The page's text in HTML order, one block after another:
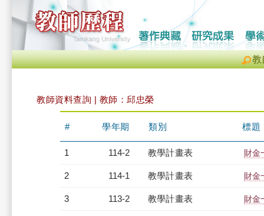
教
教師資料查詢 | 教師：邱忠榮
# 學年期 類別 標題
1 114-2 教學計畫表 財金
2 114-1 教學計畫表 財金
3 113-2 教學計畫表 財金